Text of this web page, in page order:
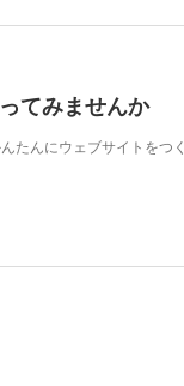
てみませんか
たんにウェブサイトをつ